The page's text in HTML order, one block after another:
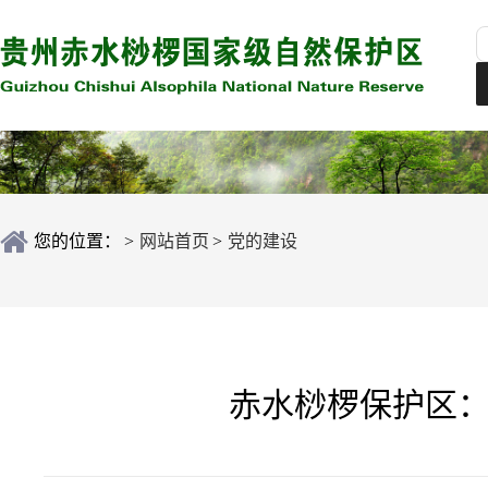
您的位置： > 网站首页 > 党的建设
赤水桫椤保护区